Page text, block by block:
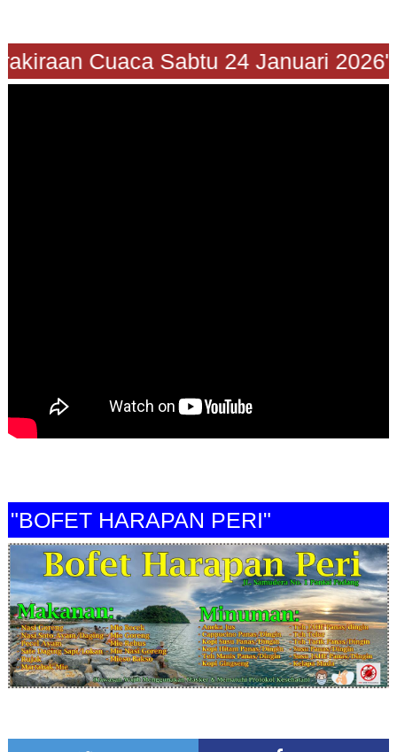
Cuaca Sabtu 24 Januari
"BOFET HARAPAN PERI"